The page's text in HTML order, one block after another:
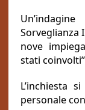
Sorveglianza
nove
stati
L’inchiesta
personale